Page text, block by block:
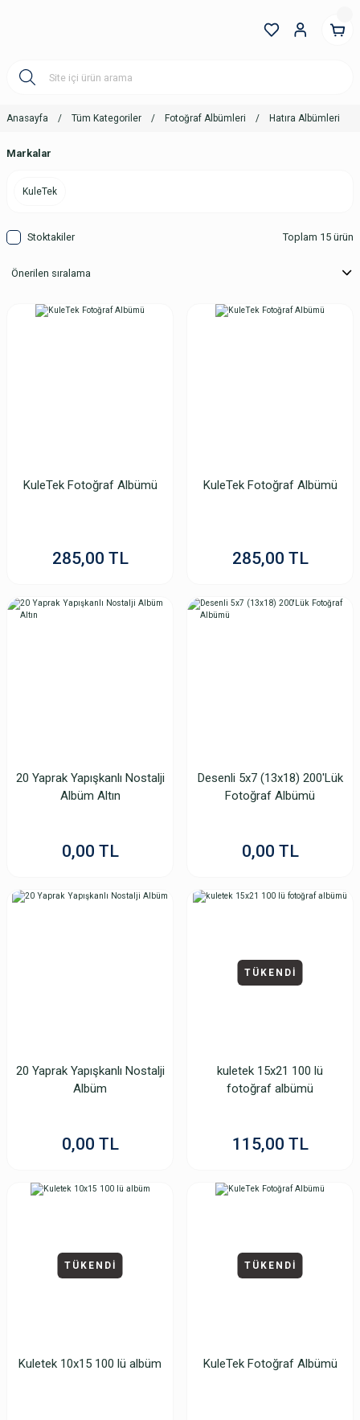
Anasayfa Tüm Kategoriler Fotoğraf Albümleri Hatıra Albümleri
Markalar
KuleTek
Stoktakiler Toplam 15 ürün
KuleTek Fotoğraf Albümü
285,00 TL
KuleTek Fotoğraf Albümü
285,00 TL
20 Yaprak Yapışkanlı Nostalji
Albüm Altın
0,00 TL
Desenli 5x7 (13x18) 200'Lük
Fotoğraf Albümü
0,00 TL
20 Yaprak Yapışkanlı Nostalji
Albüm
0,00 TL
TÜKENDİ
kuletek 15x21 100 lü
fotoğraf albümü
115,00 TL
TÜKENDİ
Kuletek 10x15 100 lü albüm
TÜKENDİ
KuleTek Fotoğraf Albümü